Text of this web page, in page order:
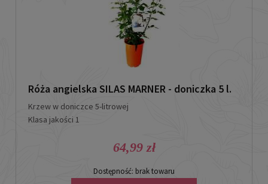
Róża angielska SILAS MARNER - doniczka 5 l.
Krzew w doniczce 5-litrowej
Klasa jakości 1
64,99 zł
Dostępność: brak towaru